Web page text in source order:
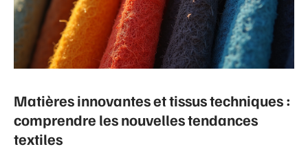
Matières innovantes et tissus techniques :
comprendre les nouvelles tendances
textiles